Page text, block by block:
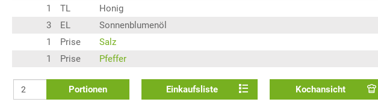
1
TL
Honig
3
EL
Sonnenblumenöl
1
Prise
Salz
1
Prise Pfeffer
Portionen Einkaufsliste Kochansicht